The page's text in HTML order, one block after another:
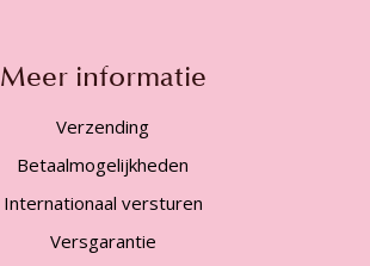
Meer informatie
Verzending
Betaalmogelijkheden
Internationaal versturen
Versgarantie